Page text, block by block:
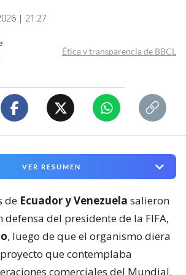
| 21:27
Ética y transparencia de BBCL
VER RESUMEN
de Ecuador y Venezuela salieron
del presidente de la FIFA,
, luego de que el organismo diera
que contemplaba
comerciales del Mundial.